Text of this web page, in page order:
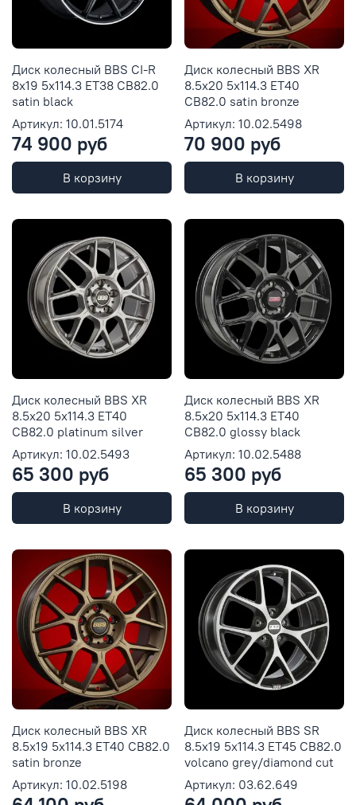
Диск колесный BBS CI-R
8x19 5x114.3 ET38 CB82.0
satin black
Артикул: 10.01.5174
74 900 руб
В корзину
Диск колесный BBS XR
8.5x20 5x114.3 ET40
CB82.0 satin bronze
Артикул: 10.02.5498
70 900 руб
В корзину
Диск колесный BBS XR
8.5x20 5x114.3 ET40
CB82.0 platinum silver
Артикул: 10.02.5493
65 300 руб
В корзину
Диск колесный BBS XR
8.5x20 5x114.3 ET40
CB82.0 glossy black
Артикул: 10.02.5488
65 300 руб
В корзину
Диск колесный BBS XR
8.5x19 5x114.3 ET40 CB82.0
satin bronze
Артикул: 10.02.5198
Диск колесный BBS SR
8.5x19 5x114.3 ET45 CB82.0
volcano grey/diamond cut
Артикул: 03.62.649